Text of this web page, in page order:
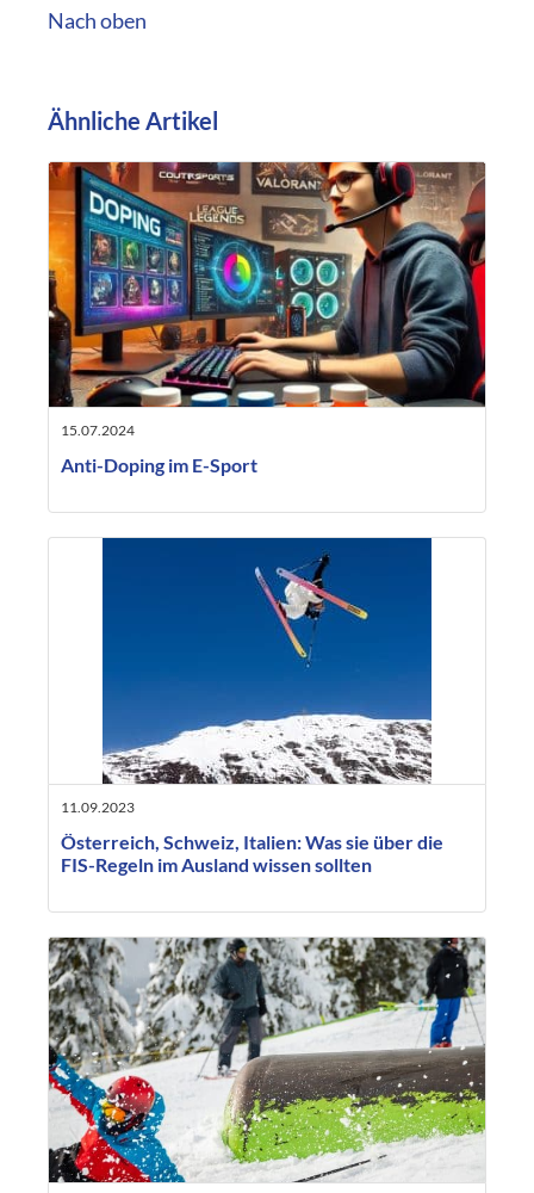
Nach oben
Ähnliche Artikel
15.07.2024
Anti-Doping im E-Sport
11.09.2023
Österreich, Schweiz, Italien: Was sie über die
FIS-Regeln im Ausland wissen sollten